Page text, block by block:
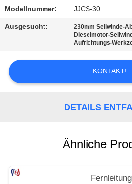
Modellnummer: JJCS-30
Ausgesucht: 230mm Seilwinde-
Dieselmotor-
Aufrichtungs-
KONTAKT!
DETAILS
Ähnliche